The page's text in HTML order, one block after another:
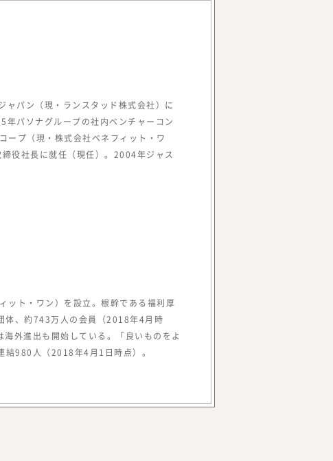
する株式会社みらいワークス
を増やす」をミッション、
エコシステムを創造する」を
の挑戦の支援を行うための事業
てきました。
外部プロフェッショナル人材
も行い、情報を提供していく
の方より「これらのノウハウ
ンやリスキリングに関するお問
パン（現・ランスタッド株式会社）に
パソナグループの社内ベンチャーコン
ープ（現・株式会社ベネフィット・ワ
役社長に就任（現任）。2004年ジャス
ット・ワン）を設立。根幹である福利厚
体、約743万人の会員（2018年4月時
外進出も開始している。「良いものをよ
結980人（2018年4月1日時点）。